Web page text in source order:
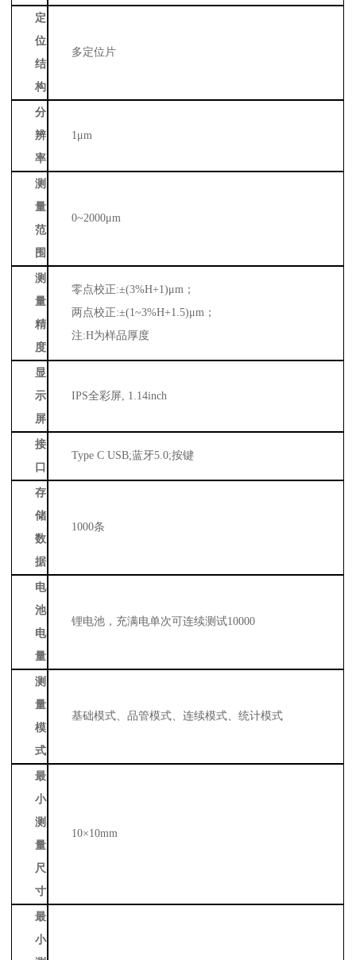
定
位
结
构
多定位片
分
辨
率
1μm
测
量
范
围
0~2000μm
测
量
精
度
零点校正 :±(3%H+1)μm；
两点校正 :±(1~3%H+1.5)μm；
注:H为样品厚度
显
示
屏
IPS全彩屏, 1.14inch
接
口
Type C USB;蓝牙5.0;按键
存
储
数
据
1000条
电
池
电
量
锂电池，充满电单次可连续测试10000
测
量
模
式
基础模式、品管模式、连续模式、统计模式
最
小
测
量
尺
寸
10×10mm
最
小